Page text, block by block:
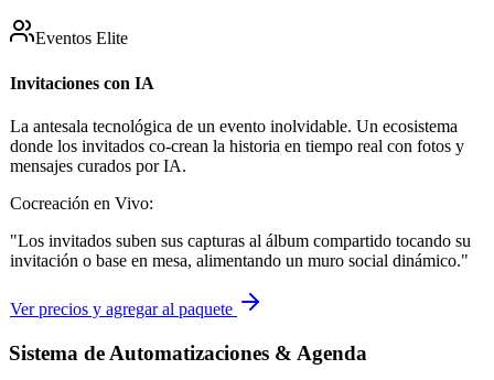
Eventos Elite
Invitaciones con IA
La antesala tecnológica de un evento inolvidable. Un ecosistema
donde los invitados co-crean la historia en tiempo real con fotos y
mensajes curados por IA.
Cocreación en Vivo:
"Los invitados suben sus capturas al álbum compartido tocando su
invitación o base en mesa, alimentando un muro social dinámico."
Ver precios y agregar al paquete
Sistema de Automatizaciones & Agenda